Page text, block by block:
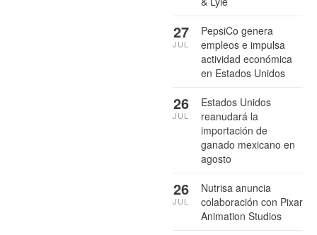
PepsiCo genera
empleos e impulsa
actividad económica
en Estados Unidos
27
JUL
Estados Unidos
reanudará la
importación de
ganado mexicano en
agosto
26
JUL
Nutrisa anuncia
colaboración con Pixar
Animation Studios
26
JUL